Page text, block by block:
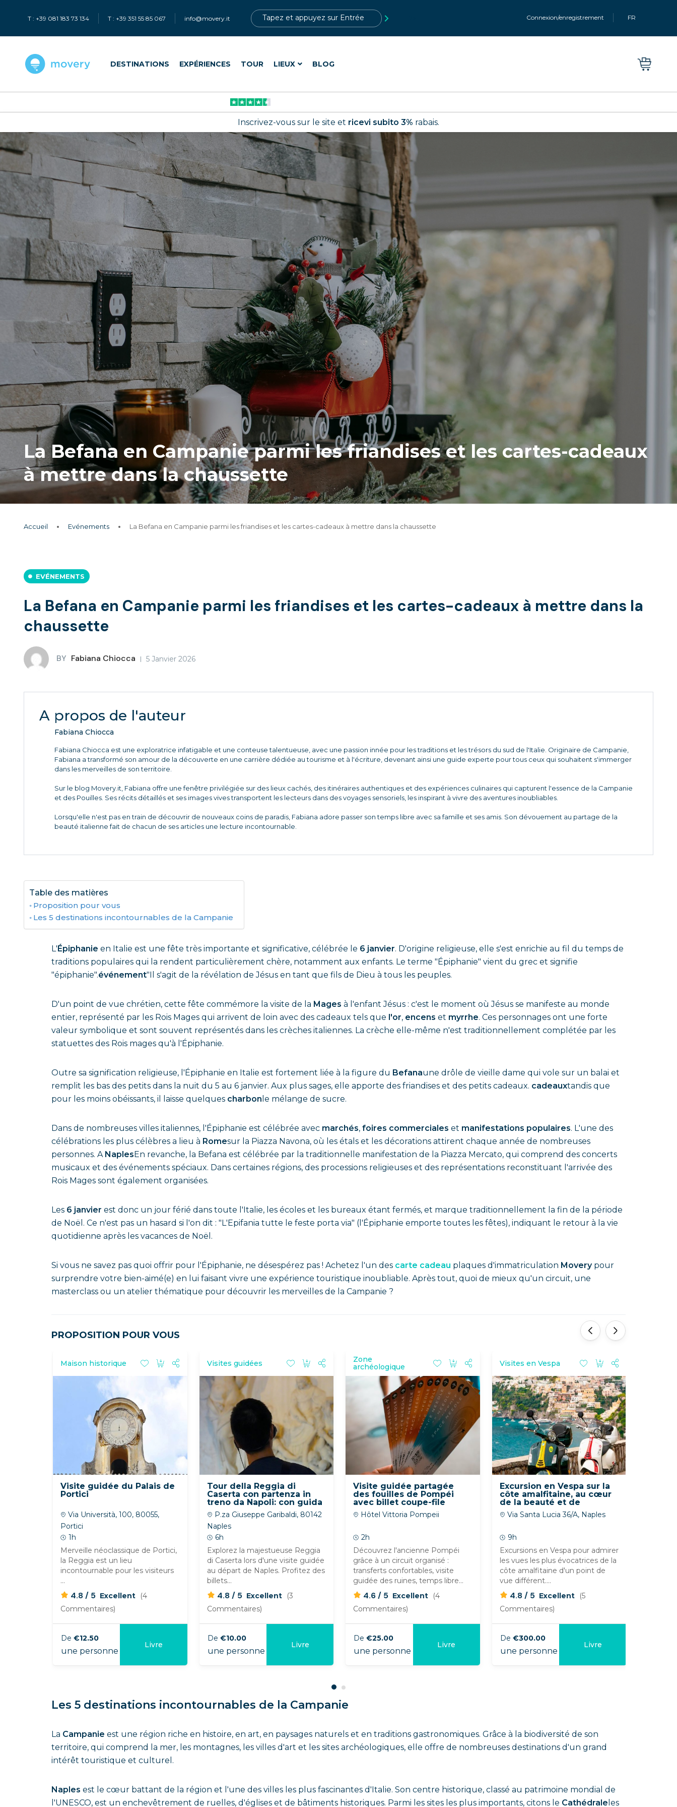
T : +39 081 183 73 134 T : +39 351 55 85 067 info@movery.it Connexion/enregistrement FR
DESTINATIONS EXPÉRIENCES TOUR LIEUX BLOG
Inscrivez-vous sur le site et ricevi subito 3% rabais.
La Befana en Campanie parmi les friandises et les cartes-cadeaux
à mettre dans la chaussette
Accueil Evénements La Befana en Campanie parmi les friandises et les cartes-cadeaux à mettre dans la chaussette
EVÉNEMENTS
La Befana en Campanie parmi les friandises et les cartes-cadeaux à mettre dans la
chaussette
BY Fabiana Chiocca 5 Janvier 2026
A propos de l'auteur
Fabiana Chiocca
Fabiana Chiocca est une exploratrice infatigable et une conteuse talentueuse, avec une passion innée pour les traditions et les trésors du sud de l'Italie. Originaire de Campanie,
Fabiana a transformé son amour de la découverte en une carrière dédiée au tourisme et à l'écriture, devenant ainsi une guide experte pour tous ceux qui souhaitent s'immerger
dans les merveilles de son territoire.
Sur le blog Movery.it, Fabiana offre une fenêtre privilégiée sur des lieux cachés, des itinéraires authentiques et des expériences culinaires qui capturent l'essence de la Campanie
et des Pouilles. Ses récits détaillés et ses images vives transportent les lecteurs dans des voyages sensoriels, les inspirant à vivre des aventures inoubliables.
Lorsqu'elle n'est pas en train de découvrir de nouveaux coins de paradis, Fabiana adore passer son temps libre avec sa famille et ses amis. Son dévouement au partage de la
beauté italienne fait de chacun de ses articles une lecture incontournable.
Table des matières
Proposition pour vous
Les 5 destinations incontournables de la Campanie
L'Épiphanie en Italie est une fête très importante et significative, célébrée le 6 janvier. D'origine religieuse, elle s'est enrichie au fil du temps de
traditions populaires qui la rendent particulièrement chère, notamment aux enfants. Le terme "Épiphanie" vient du grec et signifie
"épiphanie".événement"Il s'agit de la révélation de Jésus en tant que fils de Dieu à tous les peuples.
D'un point de vue chrétien, cette fête commémore la visite de la Mages à l'enfant Jésus : c'est le moment où Jésus se manifeste au monde
entier, représenté par les Rois Mages qui arrivent de loin avec des cadeaux tels que l'or, encens et myrrhe. Ces personnages ont une forte
valeur symbolique et sont souvent représentés dans les crèches italiennes. La crèche elle-même n'est traditionnellement complétée par les
statuettes des Rois mages qu'à l'Épiphanie.
Outre sa signification religieuse, l'Épiphanie en Italie est fortement liée à la figure du Befanaune drôle de vieille dame qui vole sur un balai et
remplit les bas des petits dans la nuit du 5 au 6 janvier. Aux plus sages, elle apporte des friandises et des petits cadeaux. cadeauxtandis que
pour les moins obéissants, il laisse quelques charbon le mélange de sucre.
Dans de nombreuses villes italiennes, l'Épiphanie est célébrée avec marchés, foires commerciales et manifestations populaires. L'une des
célébrations les plus célèbres a lieu à Romesur la Piazza Navona, où les étals et les décorations attirent chaque année de nombreuses
personnes. A NaplesEn revanche, la Befana est célébrée par la traditionnelle manifestation de la Piazza Mercato, qui comprend des concerts
musicaux et des événements spéciaux. Dans certaines régions, des processions religieuses et des représentations reconstituant l'arrivée des
Rois Mages sont également organisées.
Les 6 janvier est donc un jour férié dans toute l'Italie, les écoles et les bureaux étant fermés, et marque traditionnellement la fin de la période
de Noël. Ce n'est pas un hasard si l'on dit : "L'Epifania tutte le feste porta via" (l'Épiphanie emporte toutes les fêtes), indiquant le retour à la vie
quotidienne après les vacances de Noël.
Si vous ne savez pas quoi offrir pour l'Épiphanie, ne désespérez pas ! Achetez l'un des carte cadeau plaques d'immatriculation Movery pour
surprendre votre bien-aimé(e) en lui faisant vivre une expérience touristique inoubliable. Après tout, quoi de mieux qu'un circuit, une
masterclass ou un atelier thématique pour découvrir les merveilles de la Campanie ?
PROPOSITION POUR VOUS
Visites en Vespa
Excursion en Vespa sur la
côte amalfitaine, au cœur
de la beauté et de
l'histoire, au départ de
Naples
Via Santa Lucia 36/A, Naples
9h
Excursions en Vespa pour admirer
les vues les plus évocatrices de la
côte amalfitaine d'un point de
vue différent....
4.8 /5 Excellent
(5
Commentaires)
De €300.00
une personne
Livre
Zone
archéologique
Visite guidée partagée
des fouilles de Pompéi
avec billet coupe-file
inclus - Départ de Pompéi
Hôtel Vittoria Pompeii
2h
Découvrez l'ancienne Pompéi
grâce à un circuit organisé :
transferts confortables, visite
guidée des ruines, temps libre...
4.6/ 5 Excellent
(4
Commentaires)
De€25.00
une personne
Livre
Visites guidées
Tour della Reggia di
Caserta con partenza in
treno da Napoli: con guida
o audioguida
P.za Giuseppe Garibaldi, 80142
Naples
6h
Explorez la majestueuse Reggia
di Caserta lors d'une visite guidée
au départ de Naples. Profitez des
billets...
4.8 /5 Excellent
(3
Commentaires)
De €10.00
une personne
Livre
Maison historique
Visite guidée du Palais de
Portici
Via Università, 100, 80055,
Portici
1h
Merveille néoclassique de Portici,
la Reggia est un lieu
incontournable pour les visiteurs
...
4.8 / 5 Excellent
(4
Commentaires)
De €12.50
une personne
Livre
'
Les 5 destinations incontournables de la Campanie
La Campanie est une région riche en histoire, en art, en paysages naturels et en traditions gastronomiques. Grâce à la biodiversité de son
territoire, qui comprend la mer, les montagnes, les villes d'art et les sites archéologiques, elle offre de nombreuses destinations d'un grand
intérêt touristique et culturel.
Naples est le cœur battant de la région et l'une des villes les plus fascinantes d'Italie. Son centre historique, classé au patrimoine mondial de
l'UNESCO, est un enchevêtrement de ruelles, d'églises et de bâtiments historiques. Parmi les sites les plus importants, citons le Cathédrale les